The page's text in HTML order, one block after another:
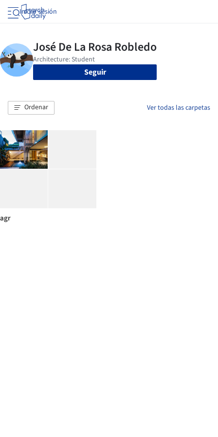
Iniciar sesión
Seguir
Ordenar Ver todas las carpetas
agr